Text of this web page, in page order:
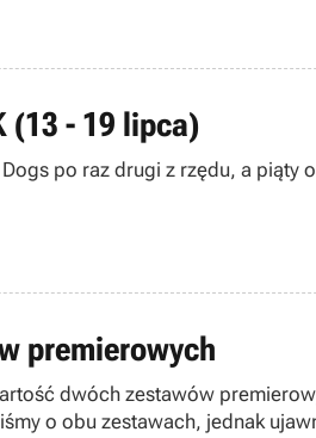
(13 - 19 lipca)
po raz drugi z rzędu, a piąty
premierowych
dwóch zestawów
o obu zestawach, jednak